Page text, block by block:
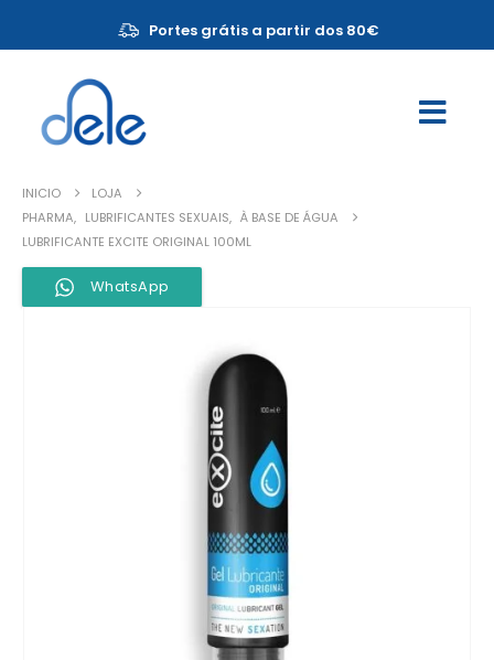
Portes grátis a partir dos 80€
INICIO
LOJA
PHARMA, LUBRIFICANTES SEXUAIS, À BASE DE ÁGUA
LUBRIFICANTE EXCITE ORIGINAL 100ML
WhatsApp